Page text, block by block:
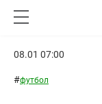
08.01 07:00
#футбол